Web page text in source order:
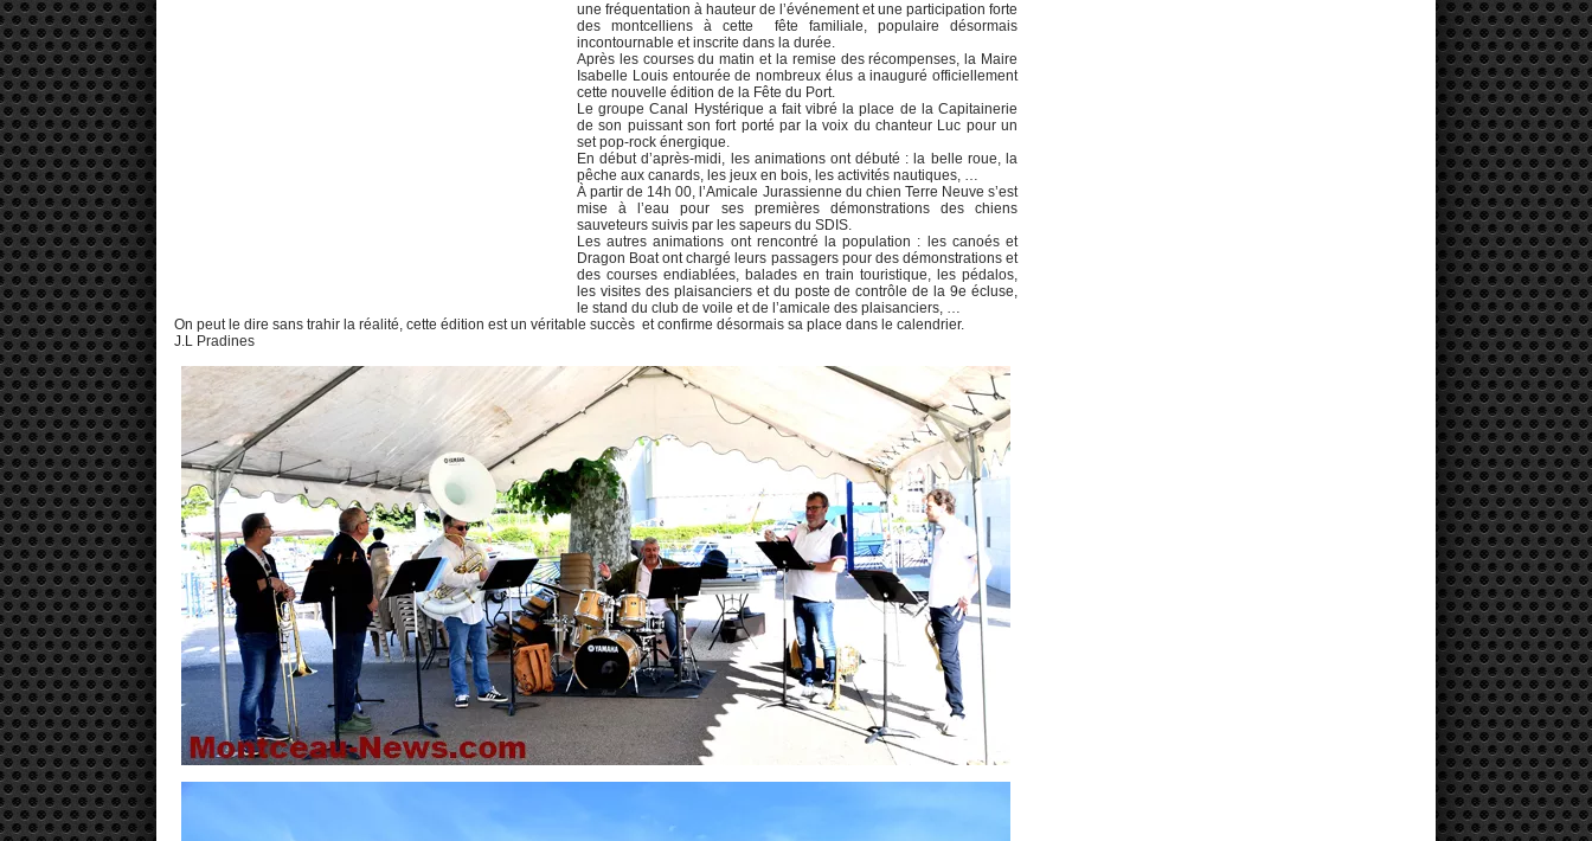
une fréquentation à hauteur de l’événement et une participation forte
des montcelliens à cette fête familiale, populaire désormais
incontournable et inscrite dans la durée.
Après les courses du matin et la remise des récompenses, la Maire
Isabelle Louis entourée de nombreux élus a inauguré officiellement
cette nouvelle édition de la Fête du Port.
Le groupe Canal Hystérique a fait vibré la place de la Capitainerie
de son puissant son fort porté par la voix du chanteur Luc pour un
set pop-rock énergique.
En début d’après-midi, les animations ont débuté : la belle roue, la
pêche aux canards, les jeux en bois, les activités nautiques, …
À partir de 14h 00, l’Amicale Jurassienne du chien Terre Neuve s’est
mise à l’eau pour ses premières démonstrations des chiens
sauveteurs suivis par les sapeurs du SDIS.
Les autres animations ont rencontré la population : les canoés et
Dragon Boat ont chargé leurs passagers pour des démonstrations et
des courses endiablées, balades en train touristique, les pédalos,
les visites des plaisanciers et du poste de contrôle de la 9e écluse,
le stand du club de voile et de l’amicale des plaisanciers, …
On peut le dire sans trahir la réalité, cette édition est un véritable succès et confirme désormais sa place dans le calendrier.
J.L Pradines